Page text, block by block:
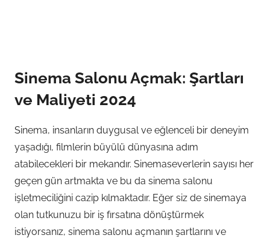
Sinema Salonu Açmak: Şartları
ve Maliyeti 2024
Sinema, insanların duygusal ve eğlenceli bir deneyim
yaşadığı, filmlerin büyülü dünyasına adım
atabilecekleri bir mekandır. Sinemaseverlerin sayısı her
geçen gün artmakta ve bu da sinema salonu
işletmeciliğini cazip kılmaktadır. Eğer siz de sinemaya
olan tutkunuzu bir iş fırsatına dönüştürmek
istiyorsanız, sinema salonu açmanın şartlarını ve